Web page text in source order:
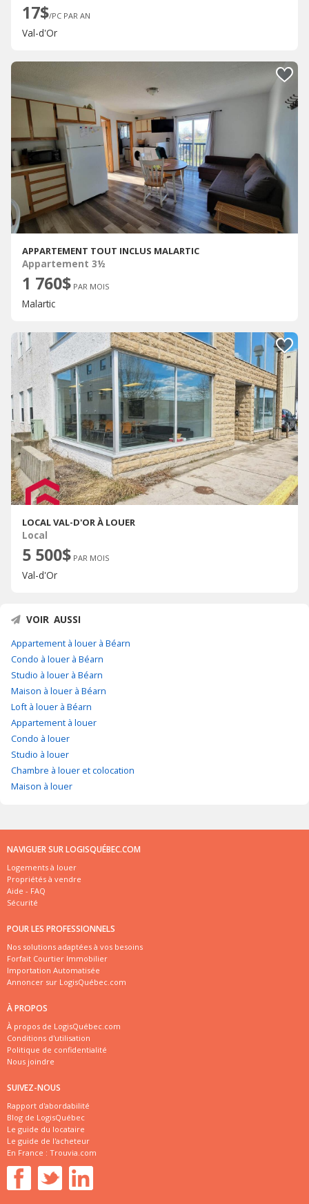
17$/PC PAR AN
Val-d'Or
APPARTEMENT TOUT INCLUS MALARTIC
Appartement 3½
1 760$ PAR MOIS
Malartic
LOCAL VAL-D'OR À LOUER
Local
5 500$ PAR MOIS
Val-d'Or
VOIR AUSSI
Appartement à louer à Béarn
Condo à louer à Béarn
Studio à louer à Béarn
Maison à louer à Béarn
Loft à louer à Béarn
Appartement à louer
Condo à louer
Studio à louer
Chambre à louer et colocation
Maison à louer
NAVIGUER SUR LOGISQUÉBEC.COM
Logements à louer
Propriétés à vendre
Aide - FAQ
Sécurité
POUR LES PROFESSIONNELS
Nos solutions adaptées à vos besoins
Forfait Courtier Immobilier
Importation Automatisée
Annoncer sur LogisQuébec.com
À PROPOS
À propos de LogisQuébec.com
Conditions d'utilisation
Politique de confidentialité
Nous joindre
SUIVEZ-NOUS
Rapport d'abordabilité
Blog de LogisQuébec
Le guide du locataire
Le guide de l'acheteur
En France : Trouvia.com